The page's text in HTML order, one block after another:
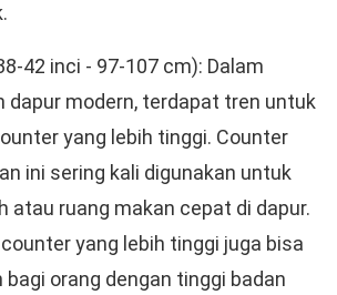
42 inci - 97-107 cm): Dalam
dapur modern, terdapat tren untuk
yang lebih tinggi. Counter
ini sering kali digunakan untuk
atau ruang makan cepat di dapur.
yang lebih tinggi juga bisa
orang dengan tinggi badan